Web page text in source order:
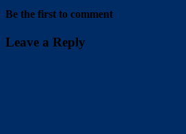
Be the first to comment
Leave a Reply